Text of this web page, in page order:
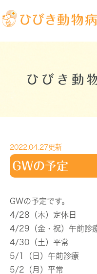
ひびき動
2022.04.27更新
GWの予定
GWの予定です。
4/28（木）定休日
4/29（金・祝）午前診
4/30（土）平常
5/1（日）午前診療
5/2（月）平常